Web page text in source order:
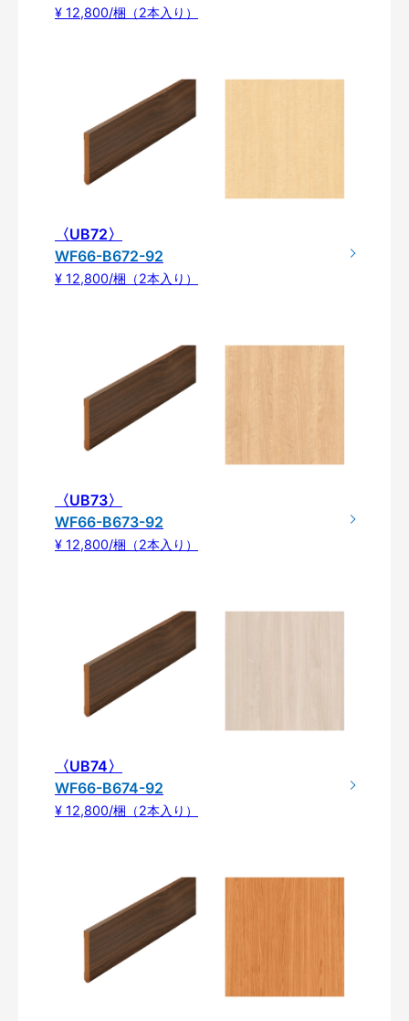
¥ 12,800/梱（2本入り）
〈UB72〉
WF66-B672-92
¥ 12,800/梱（2本入り）
〈UB73〉
WF66-B673-92
¥ 12,800/梱（2本入り）
〈UB74〉
WF66-B674-92
¥ 12,800/梱（2本入り）